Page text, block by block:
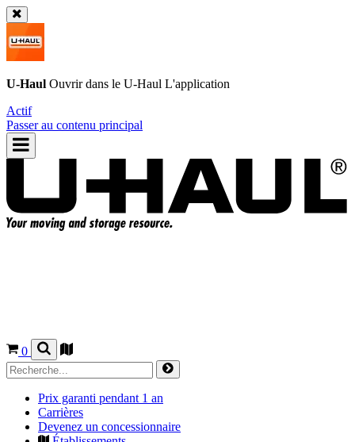
U-Haul Ouvrir dans le U-Haul L'application
Actif
Passer au contenu principal
0
Prix garanti pendant 1 an
Carrières
Devenez un concessionnaire